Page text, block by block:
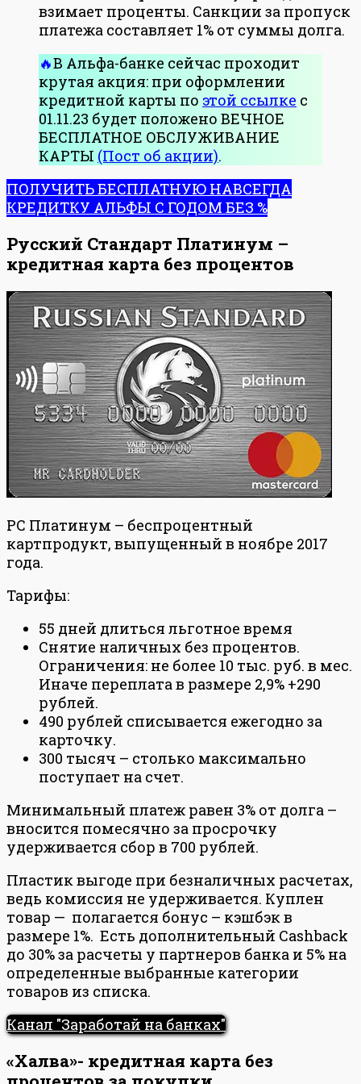
взимает проценты. Санкции за пропуск
платежа составляет 1% от суммы долга.
В Альфа-банке сейчас проходит
крутая акция: при оформлении
кредитной карты по этой ссылке с
01.11.23 будет положено ВЕЧНОЕ
БЕСПЛАТНОЕ ОБСЛУЖИВАНИЕ
КАРТЫ (Пост об акции).
ПОЛУЧИТЬ БЕСПЛАТНУЮ НАВСЕГДА
КРЕДИТКУ АЛЬФЫ С ГОДОМ БЕЗ %
Русский Стандарт Платинум –
кредитная карта без процентов
РС Платинум – беспроцентный
картпродукт, выпущенный в ноябре 2017
года.
Тарифы:
55 дней длиться льготное время
Снятие наличных без процентов.
Ограничения: не более 10 тыс. руб. в мес.
Иначе переплата в размере 2,9% +290
рублей.
490 рублей списывается ежегодно за
карточку.
300 тысяч – столько максимально
поступает на счет.
Минимальный платеж равен 3% от долга –
вносится помесячно за просрочку
удерживается сбор в 700 рублей.
Пластик выгоде при безналичных расчетах,
ведь комиссия не удерживается. Куплен
товар — полагается бонус – кэшбэк в
размере 1%. Есть дополнительный Cashback
до 30% за расчеты у партнеров банка и 5% на
определенные выбранные категории
товаров из списка.
Канал "Заработай на банках"
«Халва»- кредитная карта без